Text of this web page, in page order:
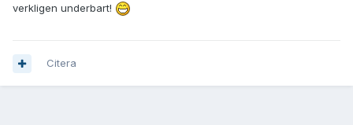
verkligen underbart!
Citera